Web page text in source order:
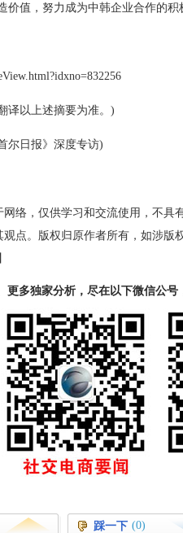
价值，努力成为中韩企业合作的积
译以上述摘要为准。)
尔日报》深度专访)
网络，仅供学习和交流使用，不具
点。版权归原作者所有，如涉版
多独家分析，尽在以下微信公号
踩一下 (0)